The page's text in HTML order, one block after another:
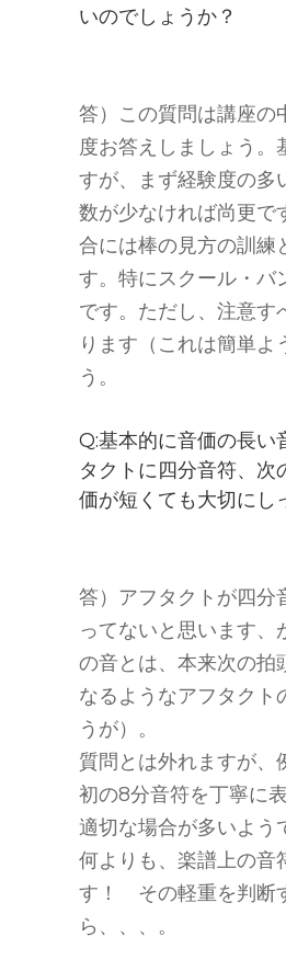
いのでしょうか？
答）この質問は講座の
度お答えしましょう。
すが、まず経験度の多
数が少なければ尚更で
合には棒の見方の訓練
す。特にスクール・バ
です。ただし、注意す
ります（これは簡単
う。
Q:基本的に音価の長い
タクトに四分音符、
価が短くても大切にし
答）アフタクトが四分
ってないと思います、
の音とは、本来次の拍
なるようなアフタクト
うが）。
質問とは外れますが
初の8分音符を丁寧に
適切な場合が多いよう
何よりも、楽譜上の音
す！ その軽重を判断
ら、、、。